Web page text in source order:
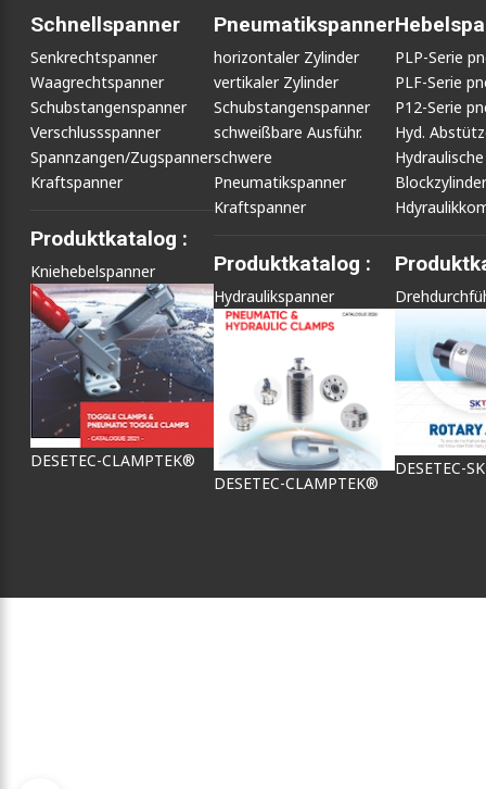
Schnellspanner
Senkrechtspanner
Waagrechtspanner
Schubstangenspanner
Verschlussspanner
Spannzangen/Zugspanner
Kraftspanner
Produktkatalog :
Kniehebelspanner
DESETEC-CLAMPTEK®
Pneumatikspanner
horizontaler Zylinder
vertikaler Zylinder
Schubstangenspanner
schweißbare Ausführ.
schwere
Pneumatikspanner
Kraftspanner
Produktkatalog :
Hydraulikspanner
DESETEC-CLAMPTEK®
PLP-Serie
PLF-Serie
P12-Serie
Hyd.
Hydraulische
Blockzylinder
DESETEC-